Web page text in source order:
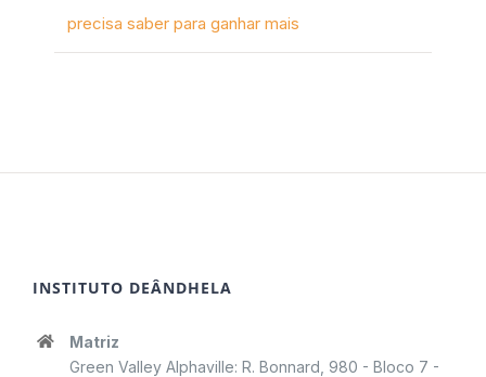
precisa saber para ganhar mais
INSTITUTO DEÂNDHELA
Matriz
Green Valley Alphaville: R. Bonnard, 980 - Bloco 7 -